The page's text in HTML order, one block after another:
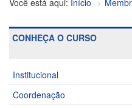
Início
CONHEÇA O CURSO
Institucional
Coordenação